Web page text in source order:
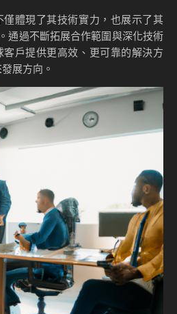
僅體現了其技術實力，也展示了其
通過不斷拓展合作範圍與深化技術
客戶提供更高效、更可靠的解決方
展方向。